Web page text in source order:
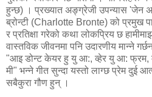
हुन्छ) । प्रख्यात अङ्ग्रेजी उपन्यास 'जेन
ब्रोन्टी (Charlotte Bronte) को प्रमुख
र प्रतिक्षा गरेको कथा लोकप्रिय छ
वास्तविक जीवनमा पनि उदारणीय मान्ने
"आइ डोन्ट केयर हु यु आ:, व्हेर यु आ:
मी" भन्ने गीत सुन्दा यस्तो लाग्छ प्रेम दुई
सबैकुरा गौण हुन् ।